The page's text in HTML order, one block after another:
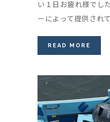
い１日お疲れ様でし
ーによって提供され
READ MORE